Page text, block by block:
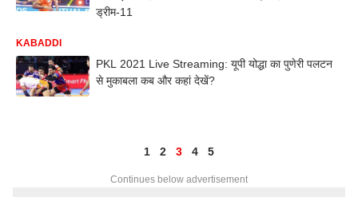
ड्रीम-11
KABADDI
PKL 2021 Live Streaming: यूपी योद्धा का पुणेरी पलटन
से मुकाबला कब और कहां देखें?
1 2 3 4 5
Continues below advertisement